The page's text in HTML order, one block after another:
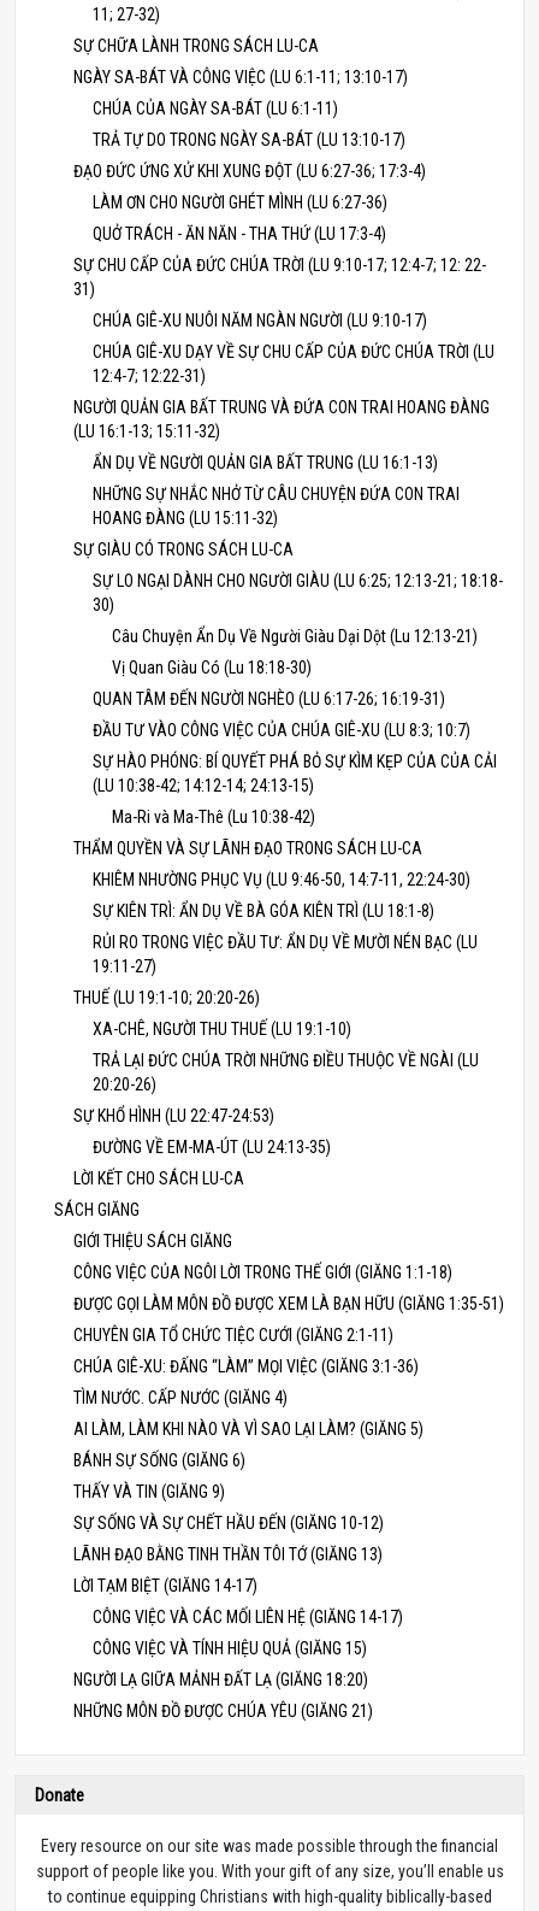
11; 27-32)
SỰ CHỮA LÀNH TRONG SÁCH LU-CA
NGÀY SA-BÁT VÀ CÔNG VIỆC (LU 6:1-11; 13:10-17)
CHÚA CỦA NGÀY SA-BÁT (LU 6:1-11)
TRẢ TỰ DO TRONG NGÀY SA-BÁT (LU 13:10-17)
ĐẠO ĐỨC ỨNG XỬ KHI XUNG ĐỘT (LU 6:27-36; 17:3-4)
LÀM ƠN CHO NGƯỜI GHÉT MÌNH (LU 6:27-36)
QUỞ TRÁCH - ĂN NĂN - THA THỨ (LU 17:3-4)
SỰ CHU CẤP CỦA ĐỨC CHÚA TRỜI (LU 9:10-17; 12:4-7; 12: 22-
31)
CHÚA GIÊ-XU NUÔI NĂM NGÀN NGƯỜI (LU 9:10-17)
CHÚA GIÊ-XU DẠY VỀ SỰ CHU CẤP CỦA ĐỨC CHÚA TRỜI (LU
12:4-7; 12:22-31)
NGƯỜI QUẢN GIA BẤT TRUNG VÀ ĐỨA CON TRAI HOANG ĐÀNG
(LU 16:1-13; 15:11-32)
ẨN DỤ VỀ NGƯỜI QUẢN GIA BẤT TRUNG (LU 16:1-13)
NHỮNG SỰ NHẮC NHỞ TỪ CÂU CHUYỆN ĐỨA CON TRAI
HOANG ĐÀNG (LU 15:11-32)
SỰ GIÀU CÓ TRONG SÁCH LU-CA
SỰ LO NGẠI DÀNH CHO NGƯỜI GIÀU (LU 6:25; 12:13-21; 18:18-
30)
Câu Chuyện Ẩn Dụ Về Người Giàu Dại Dột (Lu 12:13-21)
Vị Quan Giàu Có (Lu 18:18-30)
QUAN TÂM ĐẾN NGƯỜI NGHÈO (LU 6:17-26; 16:19-31)
ĐẦU TƯ VÀO CÔNG VIỆC CỦA CHÚA GIÊ-XU (LU 8:3; 10:7)
SỰ HÀO PHÓNG: BÍ QUYẾT PHÁ BỎ SỰ KÌM KẸP CỦA CỦA CẢI
(LU 10:38-42; 14:12-14; 24:13-15)
Ma-Ri và Ma-Thê (Lu 10:38-42)
THẨM QUYỀN VÀ SỰ LÃNH ĐẠO TRONG SÁCH LU-CA
KHIÊM NHƯỜNG PHỤC VỤ (LU 9:46-50, 14:7-11, 22:24-30)
SỰ KIÊN TRÌ: ẨN DỤ VỀ BÀ GÓA KIÊN TRÌ (LU 18:1-8)
RỦI RO TRONG VIỆC ĐẦU TƯ: ẨN DỤ VỀ MƯỜI NÉN BẠC (LU
19:11-27)
THUẾ (LU 19:1-10; 20:20-26)
XA-CHÊ, NGƯỜI THU THUẾ (LU 19:1-10)
TRẢ LẠI ĐỨC CHÚA TRỜI NHỮNG ĐIỀU THUỘC VỀ NGÀI (LU
20:20-26)
SỰ KHỔ HÌNH (LU 22:47-24:53)
ĐƯỜNG VỀ EM-MA-ÚT (LU 24:13-35)
LỜI KẾT CHO SÁCH LU-CA
SÁCH GIĂNG
GIỚI THIỆU SÁCH GIĂNG
CÔNG VIỆC CỦA NGÔI LỜI TRONG THẾ GIỚI (GIĂNG 1:1-18)
ĐƯỢC GỌI LÀM MÔN ĐỒ ĐƯỢC XEM LÀ BẠN HỮU (GIĂNG 1:35-51)
CHUYÊN GIA TỔ CHỨC TIỆC CƯỚI (GIĂNG 2:1-11)
CHÚA GIÊ-XU: ĐẤNG “LÀM” MỌI VIỆC (GIĂNG 3:1-36)
TÌM NƯỚC. CẤP NƯỚC (GIĂNG 4)
AI LÀM, LÀM KHI NÀO VÀ VÌ SAO LẠI LÀM? (GIĂNG 5)
BÁNH SỰ SỐNG (GIĂNG 6)
THẤY VÀ TIN (GIĂNG 9)
SỰ SỐNG VÀ SỰ CHẾT HẦU ĐẾN (GIĂNG 10-12)
LÃNH ĐẠO BẰNG TINH THẦN TÔI TỚ (GIĂNG 13)
LỜI TẠM BIỆT (GIĂNG 14-17)
CÔNG VIỆC VÀ CÁC MỐI LIÊN HỆ (GIĂNG 14-17)
CÔNG VIỆC VÀ TÍNH HIỆU QUẢ (GIĂNG 15)
NGƯỜI LẠ GIỮA MẢNH ĐẤT LẠ (GIĂNG 18:20)
NHỮNG MÔN ĐỒ ĐƯỢC CHÚA YÊU (GIĂNG 21)
Donate
Every resource on our site was made possible through the financial
support of people like you. With your gift of any size, you’ll enable us
to continue equipping Christians with high-quality biblically-based